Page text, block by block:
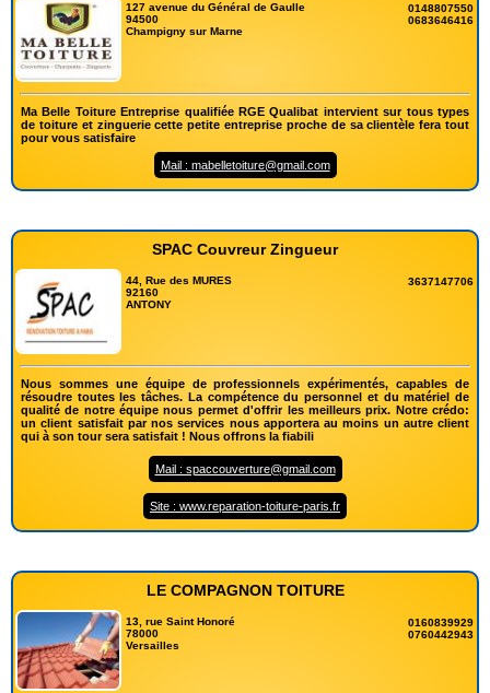
127 avenue du Général de Gaulle
94500
Champigny sur Marne
0148807550
0683646416
Ma Belle Toiture Entreprise qualifiée RGE Qualibat intervient sur tous types
de toiture et zinguerie cette petite entreprise proche de sa clientèle fera tout
pour vous satisfaire
Mail : mabelletoiture@gmail.com
SPAC Couvreur Zingueur
44, Rue des MURES
92160
ANTONY
3637147706
Nous sommes une équipe de professionnels expérimentés, capables de
résoudre toutes les tâches. La compétence du personnel et du matériel de
qualité de notre équipe nous permet d'offrir les meilleurs prix. Notre crédo:
un client satisfait par nos services nous apportera au moins un autre client
qui à son tour sera satisfait ! Nous offrons la fiabili
Mail : spaccouverture@gmail.com
Site : www.reparation-toiture-paris.fr
LE COMPAGNON TOITURE
13, rue Saint Honoré
78000
Versailles
0160839929
0760442943